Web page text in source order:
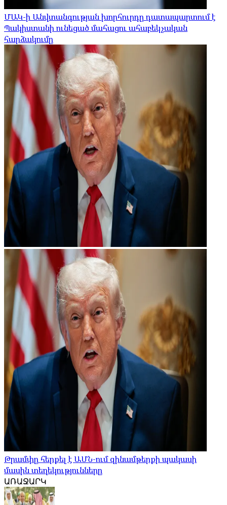
ՄԱԿ-ի Անվտանգության խորհուրդը դատապարտում է
Պակիստանի ունեցած մահացու ահաբեկչական
հարձակումը
Թրամփը հերքել է ԱՄՆ-ում զինամթերքի պակասի
մասին տեղեկությունները
ԱՌԱՋԱՐԿ